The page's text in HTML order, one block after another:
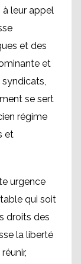
leur appel
et des
et
se sert
régime
et
urgence
qui soit
droits des
la liberté